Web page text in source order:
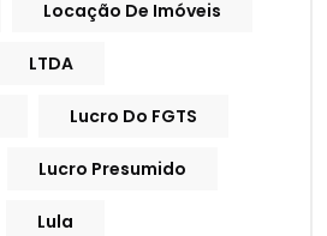
Locação De Imóveis
LTDA
Lucro Do FGTS
Lucro Presumido
Lula